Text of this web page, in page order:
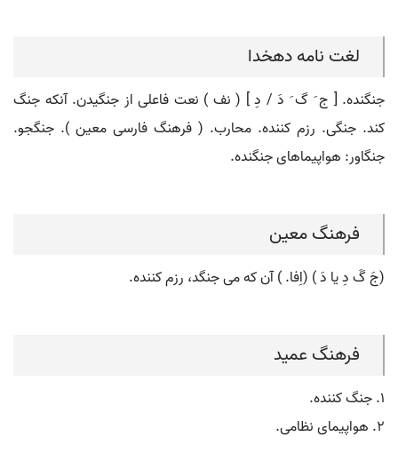
لغت نامه دهخدا
جنگنده. [ ج َ گ َ دَ / دِ ] ( نف ) نعت فاعلی از جنگیدن. آنکه جنگ
کند. جنگی. رزم کننده. محارب. ( فرهنگ فارسی معین ). جنگجو.
جنگاور: هواپیماهای جنگنده.
فرهنگ معین
(جَ گَ دِ یا دَ ) (اِفا. ) آن که می جنگد، رزم کننده.
فرهنگ عمید
۱. جنگ کننده.
۲. هواپیمای نظامی.